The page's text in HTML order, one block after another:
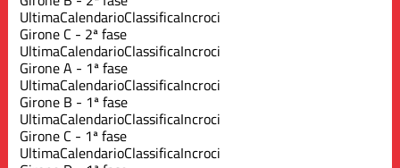
UltimaCalendarioClassificaIncroci
Girone C - 2ª fase
UltimaCalendarioClassificaIncroci
Girone A - 1ª fase
UltimaCalendarioClassificaIncroci
Girone B - 1ª fase
UltimaCalendarioClassificaIncroci
Girone C - 1ª fase
UltimaCalendarioClassificaIncroci